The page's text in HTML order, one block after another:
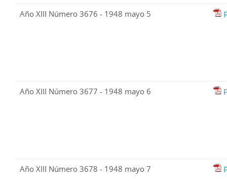
Año XIII Número 3676 - 1948 mayo 5
Año XIII Número 3677 - 1948 mayo 6
Año XIII Número 3678 - 1948 mayo 7